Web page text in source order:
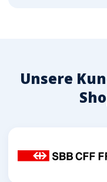
Unsere